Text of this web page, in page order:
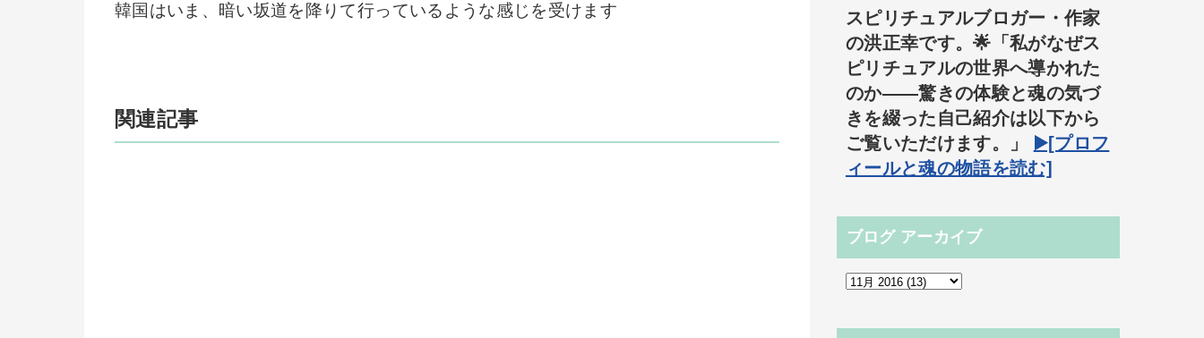
韓国はいま、暗い坂道を降りて行っているような感じを受けます
関連記事
スピリチュアルブロガー・作家
の洪正幸です。🌟「私がなぜス
ピリチュアルの世界へ導かれた
のか――驚きの体験と魂の気づ
きを綴った自己紹介は以下から
ご覧いただけます。」
▶️[プロフ
ィールと魂の物語を読む]
ブログ アーカイブ